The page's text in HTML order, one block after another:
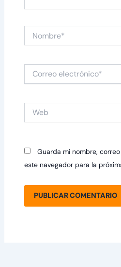
Correo
electrónico*
Guarda mi nombre,
este navegador para la